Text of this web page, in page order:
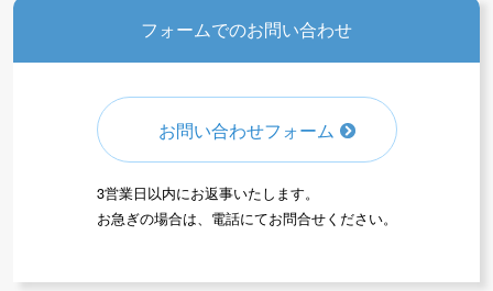
フォームでのお問い合わせ
お問い合わせフォーム
3営業日以内にお返事いたします。
お急ぎの場合は、電話にてお問合せください。